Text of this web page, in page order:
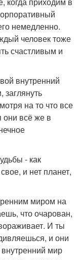
немедленно.
человек тоже
счастливым и
внутренний
на то что все
они всё же в
- как
и нет планет,
миром на
что очарован,
И ты
и они
внутренний мир